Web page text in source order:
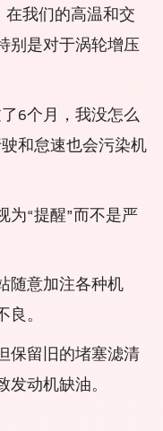
我们的高温和交
别是对于涡轮增压
6个月，我没怎么
和怠速也会污染机
为“提醒”而不是严
随意加注各种机
。
保留旧的堵塞滤清
动机缺油。